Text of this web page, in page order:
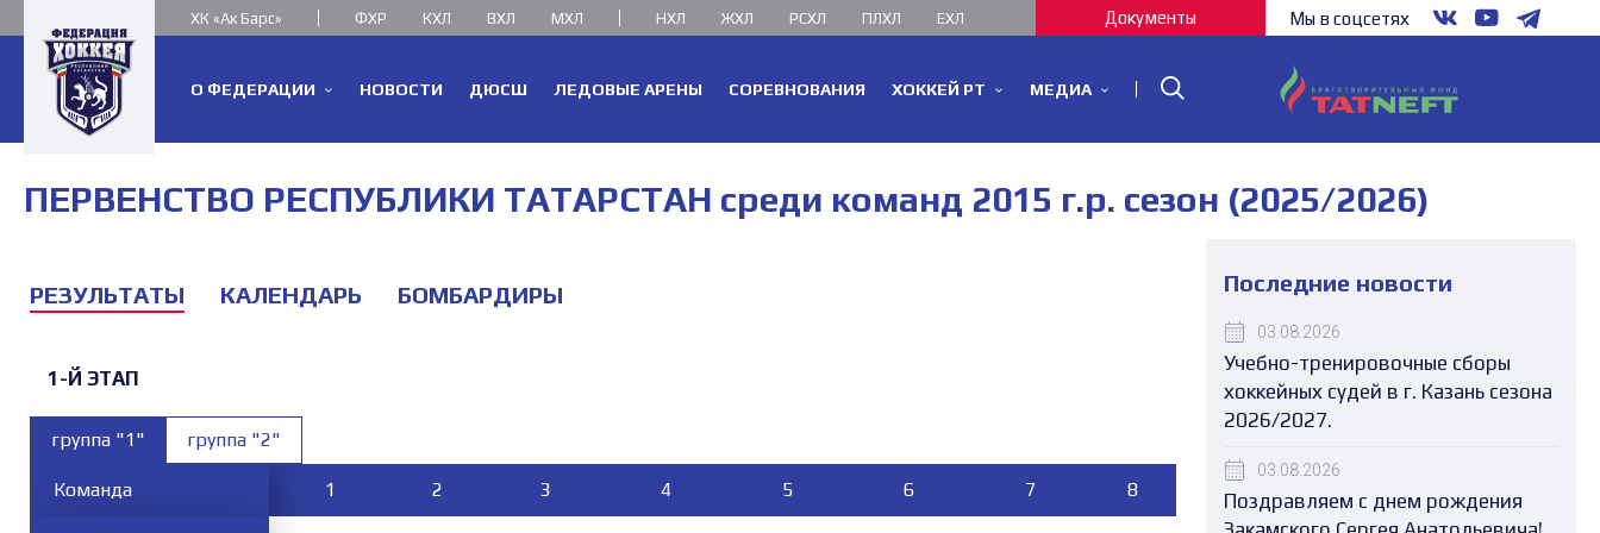
ХК «Ак Барс» ФХР КХЛ ВХЛ МХЛ НХЛ ЖХЛ РСХЛ ПЛХЛ ЕХЛ Документы Мы в соцсетях
О ФЕДЕРАЦИИ НОВОСТИ ДЮСШ ЛЕДОВЫЕ АРЕНЫ СОРЕВНОВАНИЯ ХОККЕЙ РТ МЕДИА
ПЕРВЕНСТВО РЕСПУБЛИКИ ТАТАРСТАН среди команд 2015 г.р. сезон (2025/2026)
РЕЗУЛЬТАТЫ КАЛЕНДАРЬ БОМБАРДИРЫ
1-Й ЭТАП
группа "1" группа "2"
Команда 1 2 3 4 5 6 7 8 9
Команда 4 5 6 9
Последние новости
03.08.2026
Учебно-тренировочные сборы
хоккейных судей в г. Казань сезона
2026/2027.
03.08.2026
Поздравляем с днем рождения